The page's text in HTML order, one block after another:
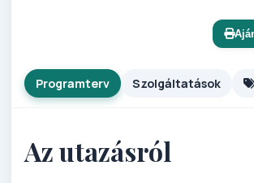
Programterv Szolgáltatások
Az utazásról